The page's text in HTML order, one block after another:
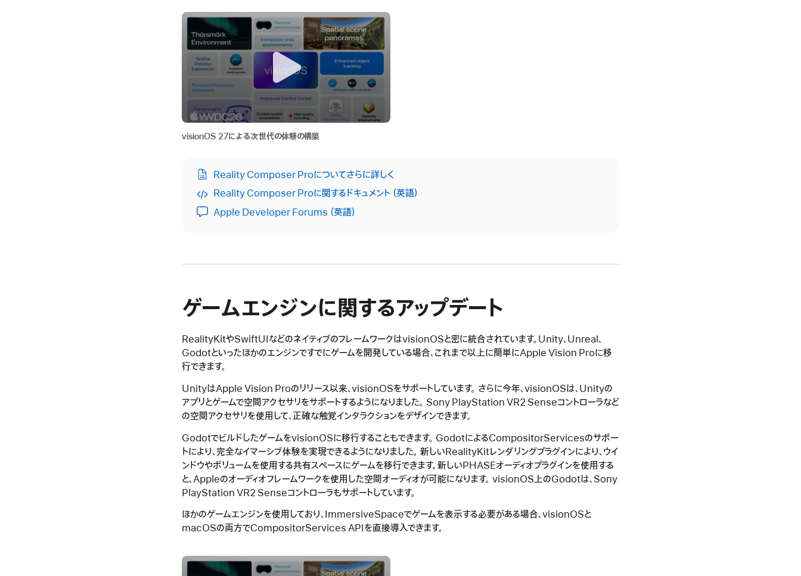
visionOS 27による次世代の体験の構築
Reality Composer Proについてさらに詳しく
Reality Composer Proに関するドキュメント
Apple Developer Forums
ゲームエンジンに関するアップデート
RealityKitやSwiftUIなどのネイティブのフレームワークはvisionOSと密に統合されています。Unity、Unreal、
Godotといったほかのエンジンですでにゲームを開発している場合、これまで以上に簡単にApple Vision Proに移
行できます。
UnityはApple Vision Proのリリース以来、visionOSをサポートしています。 さらに今年、visionOSは、Unityの
アプリとゲームで空間アクセサリをサポートするようになりました。 Sony PlayStation VR2 Senseコントローラなど
の空間アクセサリを使用して、正確な触覚インタラクションをデザインできます。
GodotでビルドしたゲームをvisionOSに移行することもできます。 GodotによるCompositorServicesのサポー
トにより、完全なイマーシブ体験を実現できるようになりました。 新しいRealityKitレンダリングプラグインにより、ウイ
ンドウやボリュームを使用する共有スペースにゲームを移行できます。新しいPHASEオーディオプラグインを使用する
と、Appleのオーディオフレームワークを使用した空間オーディオが可能になります。 visionOS上のGodotは、Sony
PlayStation VR2 Senseコントローラもサポートしています。
ほかのゲームエンジンを使用しており、ImmersiveSpaceでゲームを表示する必要がある場合、visionOSと
macOSの両方でCompositorServices APIを直接導入できます。